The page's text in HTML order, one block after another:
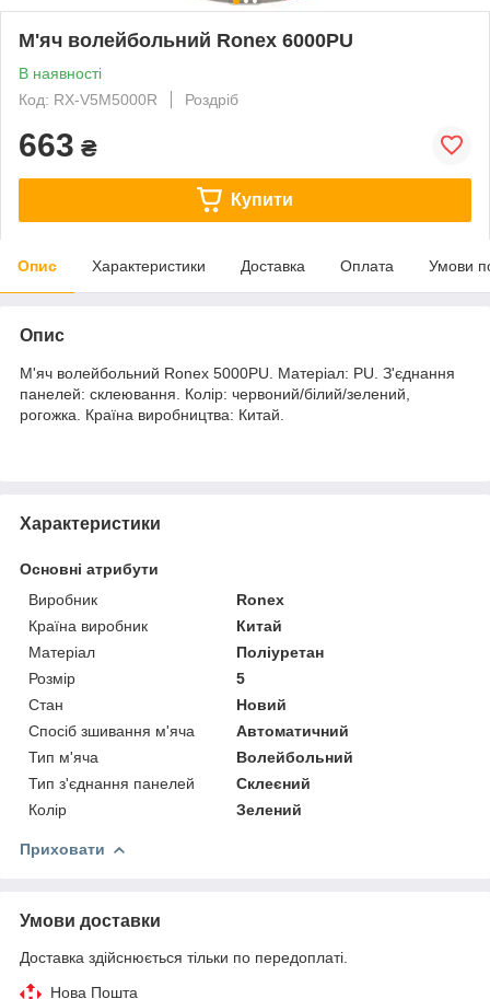
М'яч волейбольний Ronex 6000PU
В наявності
Код: RX-V5M5000R
Роздріб
663 ₴
Купити
Опис Характеристики Доставка Оплата Умови
Опис
М'яч волейбольний Ronex 5000PU. Матеріал: PU. З'єднання
панелей: склеювання. Колір: червоний/білий/зелений,
рогожка. Країна виробництва: Китай.
Характеристики
Основні атрибути
Виробник
Ronex
Країна виробник
Китай
Матеріал
Поліуретан
Розмір
5
Стан
Новий
Спосіб зшивання м'яча
Автоматичний
Тип м'яча
Волейбольний
Тип з'єднання панелей
Склеєний
Колір
Зелений
Приховати
Умови доставки
Доставка здійснюється тільки по передоплаті.
Нова Пошта